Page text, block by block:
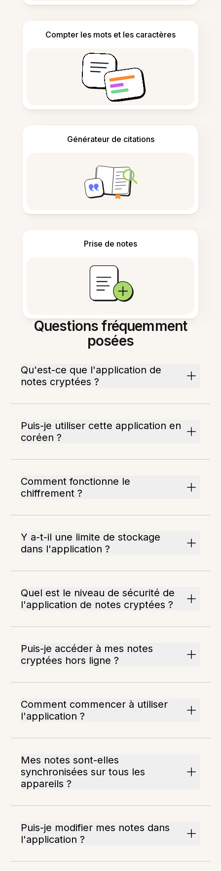
Compter les mots et les caractères
Générateur de citations
Prise de notes
Questions fréquemment
posées
Qu'est-ce que l'application de
notes cryptées ?
Puis-je utiliser cette application en
coréen ?
Comment fonctionne le
chiffrement ?
Y a-t-il une limite de stockage
dans l'application ?
Quel est le niveau de sécurité de
l'application de notes cryptées ?
Puis-je accéder à mes notes
cryptées hors ligne ?
Comment commencer à utiliser
l'application ?
Mes notes sont-elles
synchronisées sur tous les
appareils ?
Puis-je modifier mes notes dans
l'application ?